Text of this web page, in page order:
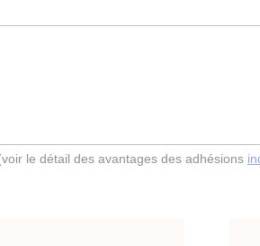
le détail des avantages des adhésions